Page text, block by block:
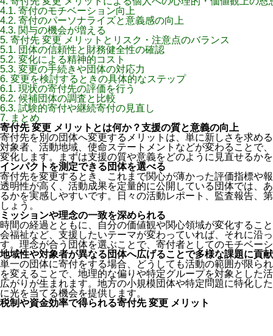
4.1. 寄付のモチベーション向上
4.2. 寄付のパーソナライズと意義感の向上
4.3. 関与の機会が増える
5. 寄付先 変更 メリットとリスク・注意点のバランス
5.1. 団体の信頼性と財務健全性の確認
5.2. 変化による精神的コスト
5.3. 変更の手続きや団体の対応力
6. 変更を検討するときの具体的なステップ
6.1. 現状の寄付先の評価を行う
6.2. 候補団体の調査と比較
6.3. 試験的寄付や継続寄付の見直し
7. まとめ
寄付先 変更 メリットとは何か？支援の質と意義の向上
寄付先を別の団体へ変更するメリットは、単に新しさを求め
対象者、活動地域、使命ステートメントなどが変わることで
変化します。まずは支援の質や意義をどのように見直せるか
インパクトを測定できる団体を選べる
寄付先を変更するとき、これまで関心が薄かった評価指標や
透明性が高く、活動成果を定量的に公開している団体では、
るかを実感しやすいです。日々の活動レポート、監査報告、
しょう。
ミッションや理念の一致を深められる
時間の経過とともに、自分の価値観や関心領域が変化するこ
会福祉など、支援したいテーマが変わっていれば、それに沿
す。理念が合う団体を選ぶことで、寄付者としてのモチベー
地域性や対象者が異なる団体へ広げることで多様な課題に貢
単一の団体に寄付をする場合、どうしても活動の範囲が限ら
を変えることで、地理的な偏りや特定グループを対象とした
広がりが生まれます。地方の小規模団体や特定問題に特化し
に光を当てる機会を提供します。
税制や資金効率で得られる寄付先 変更 メリット